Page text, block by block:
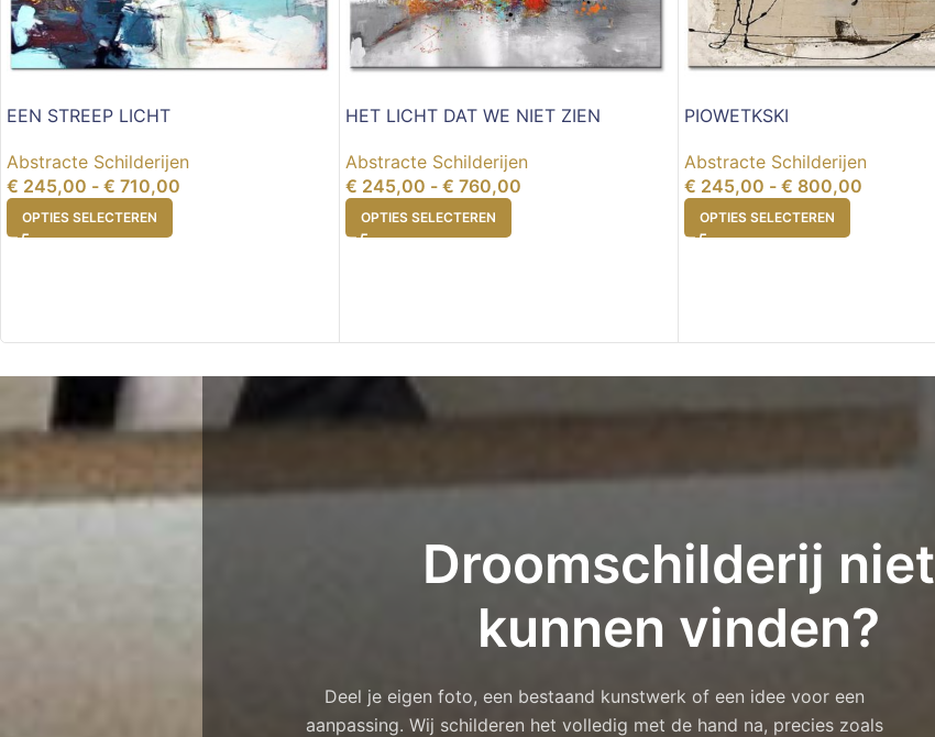
EEN STREEP LICHT
Abstracte Schilderijen
€ 245,00 - € 710,00
OPTIES SELECTEREN
HET LICHT DAT WE NIET ZIEN
Abstracte Schilderijen
€ 245,00 - € 760,00
OPTIES SELECTEREN
PIOWETKSKI
Abstracte Schilderijen
€ 245,00 - € 800,00
OPTIES SELECTEREN
Droomschilderij niet
kunnen vinden?
Deel je eigen foto, een bestaand kunstwerk of een idee voor een
aanpassing. Wij schilderen het volledig met de hand na, precies zoals